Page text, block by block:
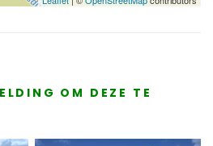
OM DEZE TE